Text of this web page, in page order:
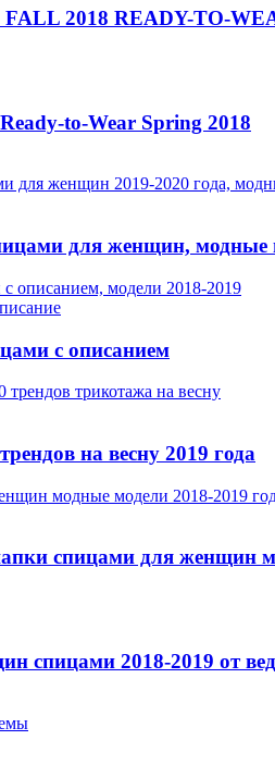
FALL 2018 READY-TO-
to-Wear Spring 2018
для женщин, модные
с описанием
на весну 2019 года
спицами для женщин
спицами 2018-2019 от